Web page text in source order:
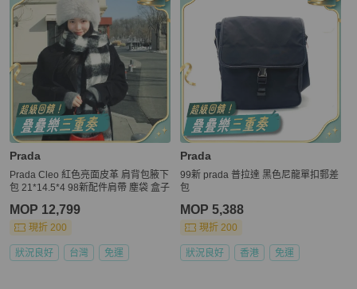
Prada
Prada Cleo 紅色亮面皮革 肩背包腋下
包 21*14.5*4 98新配件肩帶 塵袋 盒子
MOP 12,799
現折 200
狀況良好 台灣 免運
Prada
99新 prada 普拉達 黑色尼龍單扣郵差
包
MOP 5,388
現折 200
狀況良好 香港 免運